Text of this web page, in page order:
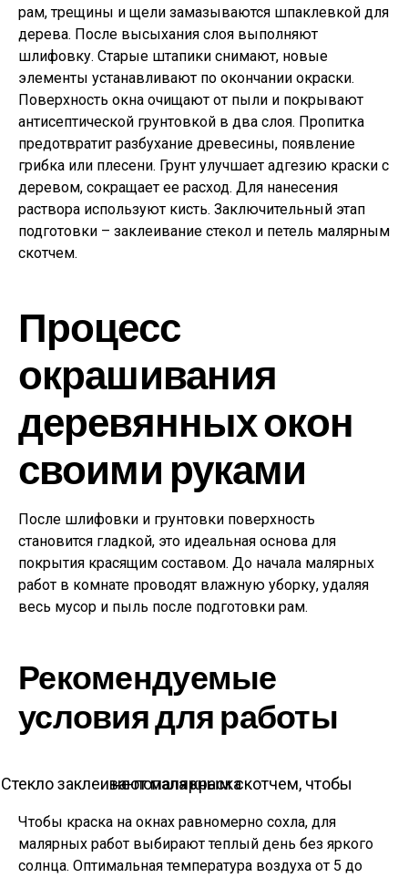
рам, трещины и щели замазываются шпаклевкой для
дерева. После высыхания слоя выполняют
шлифовку. Старые штапики снимают, новые
элементы устанавливают по окончании окраски.
Поверхность окна очищают от пыли и покрывают
антисептической грунтовкой в два слоя. Пропитка
предотвратит разбухание древесины, появление
грибка или плесени. Грунт улучшает адгезию краски с
деревом, сокращает ее расход. Для нанесения
раствора используют кисть. Заключительный этап
подготовки – заклеивание стекол и петель малярным
скотчем.
Процесс
окрашивания
деревянных окон
своими руками
После шлифовки и грунтовки поверхность
становится гладкой, это идеальная основа для
покрытия красящим составом. До начала малярных
работ в комнате проводят влажную уборку, удаляя
весь мусор и пыль после подготовки рам.
Рекомендуемые
условия для работы
Стекло заклеивают малярным скотчем, чтобы не попала краска
Чтобы краска на окнах равномерно сохла, для
малярных работ выбирают теплый день без яркого
солнца. Оптимальная температура воздуха от 5 до